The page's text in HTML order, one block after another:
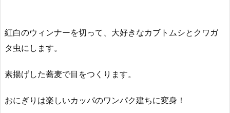
紅白のウィンナーを切って、大好きなカブトムシとクワガ
タ虫にします。
素揚げした蕎麦で目をつくります。
おにぎりは楽しいカッパのワンパク建ちに変身！